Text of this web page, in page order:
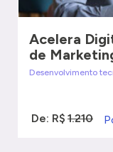
Acelera
de
Desenvolvimento
De: R$ 1.210